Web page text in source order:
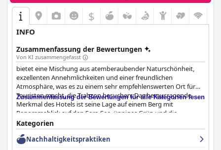
$
INFO
Zusammenfassung der Bewertungen
Von KI zusammengefasst
bietet eine Mischung aus atemberaubender Naturschönheit,
exzellenten Annehmlichkeiten und einer freundlichen
Atmosphäre, was es zu einem sehr empfehlenswerten Ort für
Touristen macht, die Trabzon besuchen. Das herausragende
Merkmal des Hotels ist seine Lage auf einem Berg mit
Panoramablick auf den Sera-See, üppiges Grün und die
umliegenden Berge. Diese ruhige und malerische Umgebung ist
perfekt für Entspannung und seelisches Wohlbefinden und
gleichzeitig in bequemer Nähe zu Trabzon und lokalen
Zusammenfassung der Bewertungen für alle Kategorien lesen
Kategorien
Nachhaltigkeitspraktiken